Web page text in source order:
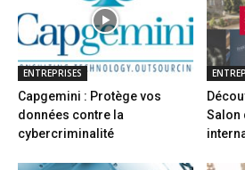
ENTREPRISES
Capgemini : Protège vos
données contre la
cybercriminalité
Salon